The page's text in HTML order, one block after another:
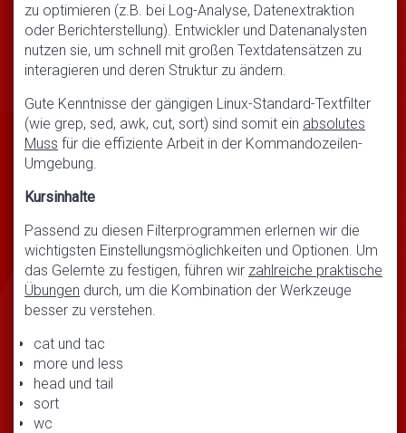
zu optimieren (z.B. bei Log-Analyse, Datenextraktion
oder Berichterstellung). Entwickler und Datenanalysten
nutzen sie, um schnell mit großen Textdatensätzen zu
interagieren und deren Struktur zu ändern.
Gute Kenntnisse der gängigen Linux-Standard-Textfilter
(wie grep, sed, awk, cut, sort) sind somit ein absolutes
Muss für die effiziente Arbeit in der Kommandozeilen-
Umgebung.
Kursinhalte
Passend zu diesen Filterprogrammen erlernen wir die
wichtigsten Einstellungsmöglichkeiten und Optionen. Um
das Gelernte zu festigen, führen wir zahlreiche praktische
Übungen durch, um die Kombination der Werkzeuge
besser zu verstehen.
cat und tac
more und less
head und tail
sort
wc